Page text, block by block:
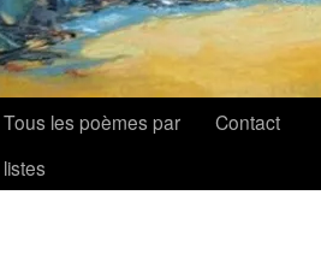
Tous les poèmes par
listes
Contact